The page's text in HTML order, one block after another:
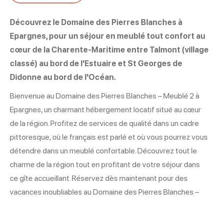
Découvrez le Domaine des Pierres Blanches à
Epargnes, pour un séjour en meublé tout confort au
cœur de la Charente-Maritime entre Talmont (village
classé) au bord de l'Estuaire et St Georges de
Didonne au bord de l'Océan.
Bienvenue au Domaine des Pierres Blanches – Meublé 2 à
Epargnes, un charmant hébergement locatif situé au cœur
de la région. Profitez de services de qualité dans un cadre
pittoresque, où le français est parlé et où vous pourrez vous
détendre dans un meublé confortable. Découvrez tout le
charme de la région tout en profitant de votre séjour dans
ce gîte accueillant. Réservez dès maintenant pour des
vacances inoubliables au Domaine des Pierres Blanches –